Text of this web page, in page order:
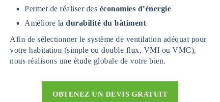
Permet de réaliser des économies d’énergie
Améliore la durabilité du bâtiment
Afin de sélectionner le système de ventilation adéquat pour
votre habitation (simple ou double flux, VMI ou VMC),
nous réalisons une étude globale de votre bien.
OBTENEZ UN DEVIS GRATUIT